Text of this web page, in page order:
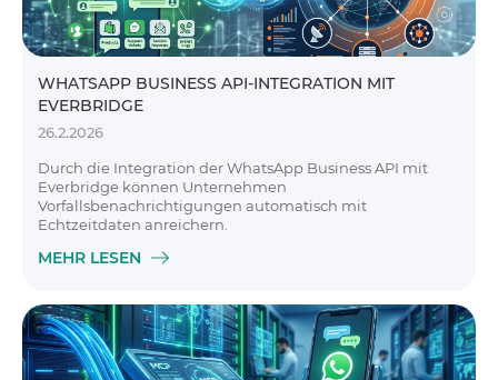
WHATSAPP BUSINESS API-INTEGRATION MIT
EVERBRIDGE
26.2.2026
Durch die Integration der WhatsApp Business API mit
Everbridge können Unternehmen
Vorfallsbenachrichtigungen automatisch mit
Echtzeitdaten anreichern.
MEHR LESEN